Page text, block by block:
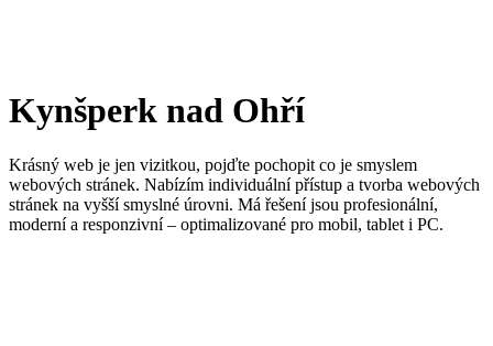
Kynšperk nad Ohří
Krásný web je jen vizitkou, pojďte pochopit co je smyslem
webových stránek. Nabízím individuální přístup a tvorba webových
stránek na vyšší smyslné úrovni. Má řešení jsou profesionální,
moderní a responzivní – optimalizované pro mobil, tablet i PC.